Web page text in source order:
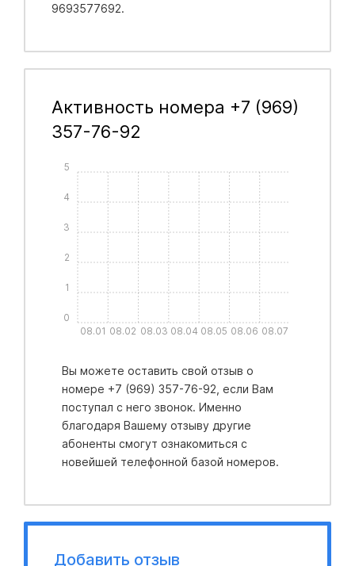
9693577692.
Активность номера +7 (969)
357-76-92
08.01 08.02 08.03 08.04 08.05 08.06 08.07
0
1
2
3
4
5
Вы можете оставить свой отзыв о
номере +7 (969) 357-76-92, если Вам
поступал с него звонок. Именно
благодаря Вашему отзыву другие
абоненты смогут ознакомиться с
новейшей телефонной базой номеров.
Добавить отзыв